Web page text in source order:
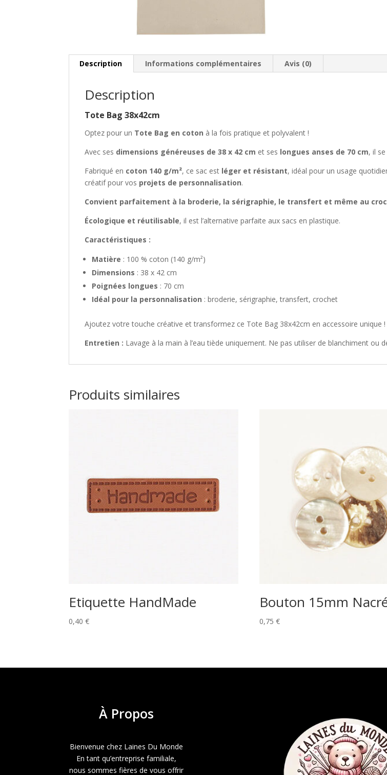
Description Informations complémentaires Avis (0)
Description
Tote Bag 38x42cm
Optez pour un Tote Bag en coton à la fois pratique et polyvalent !
Avec ses dimensions généreuses de 38 x 42 cm et ses longues anses de 70 cm, il
Fabriqué en coton 140 g/m², ce sac est léger et résistant, idéal pour un usage
créatif pour vos projets de personnalisation.
Convient parfaitement à la broderie, la sérigraphie, le transfert et même au
Écologique et réutilisable, il est l’alternative parfaite aux sacs en plastique.
Caractéristiques :
Matière : 100 % coton (140 g/m²)
Dimensions : 38 x 42 cm
Poignées longues : 70 cm
Idéal pour la personnalisation : broderie, sérigraphie, transfert, crochet
Ajoutez votre touche créative et transformez ce Tote Bag 38x42cm en accessoire unique !
Entretien : Lavage à la main à l’eau tiède uniquement. Ne pas utiliser de blanchiment ou
Produits similaires
Etiquette HandMade
0,40€
Bouton 15mm
0,75 €
À Propos
Bienvenue chez Laines Du Monde
En tant qu’entreprise familiale,
nous sommes fières de vous offrir